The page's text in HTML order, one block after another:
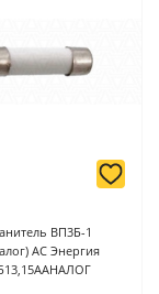
ВП3Б-1
АС Энергия